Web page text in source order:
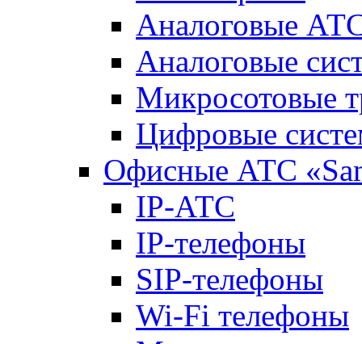
Аналоговые
Аналоговые
Микросотовые
Цифровые
Офисные АТС
IP-АТС
IP-телефоны
SIP-телефоны
Wi-Fi телефоны